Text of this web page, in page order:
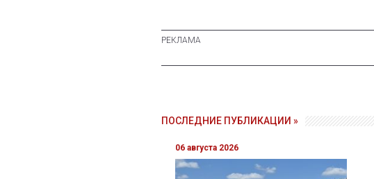
ПОСЛЕДНИЕ ПУБЛИКАЦИИ »
06 августа 2026